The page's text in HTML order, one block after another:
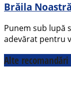
Brăila Noastră
Punem sub lupă
adevărat pentru
Alte recomandări